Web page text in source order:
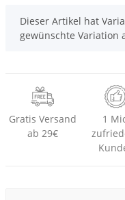
x
Dieser Artikel hat
gewünschte Variation
Gratis Versand
ab 29€
1